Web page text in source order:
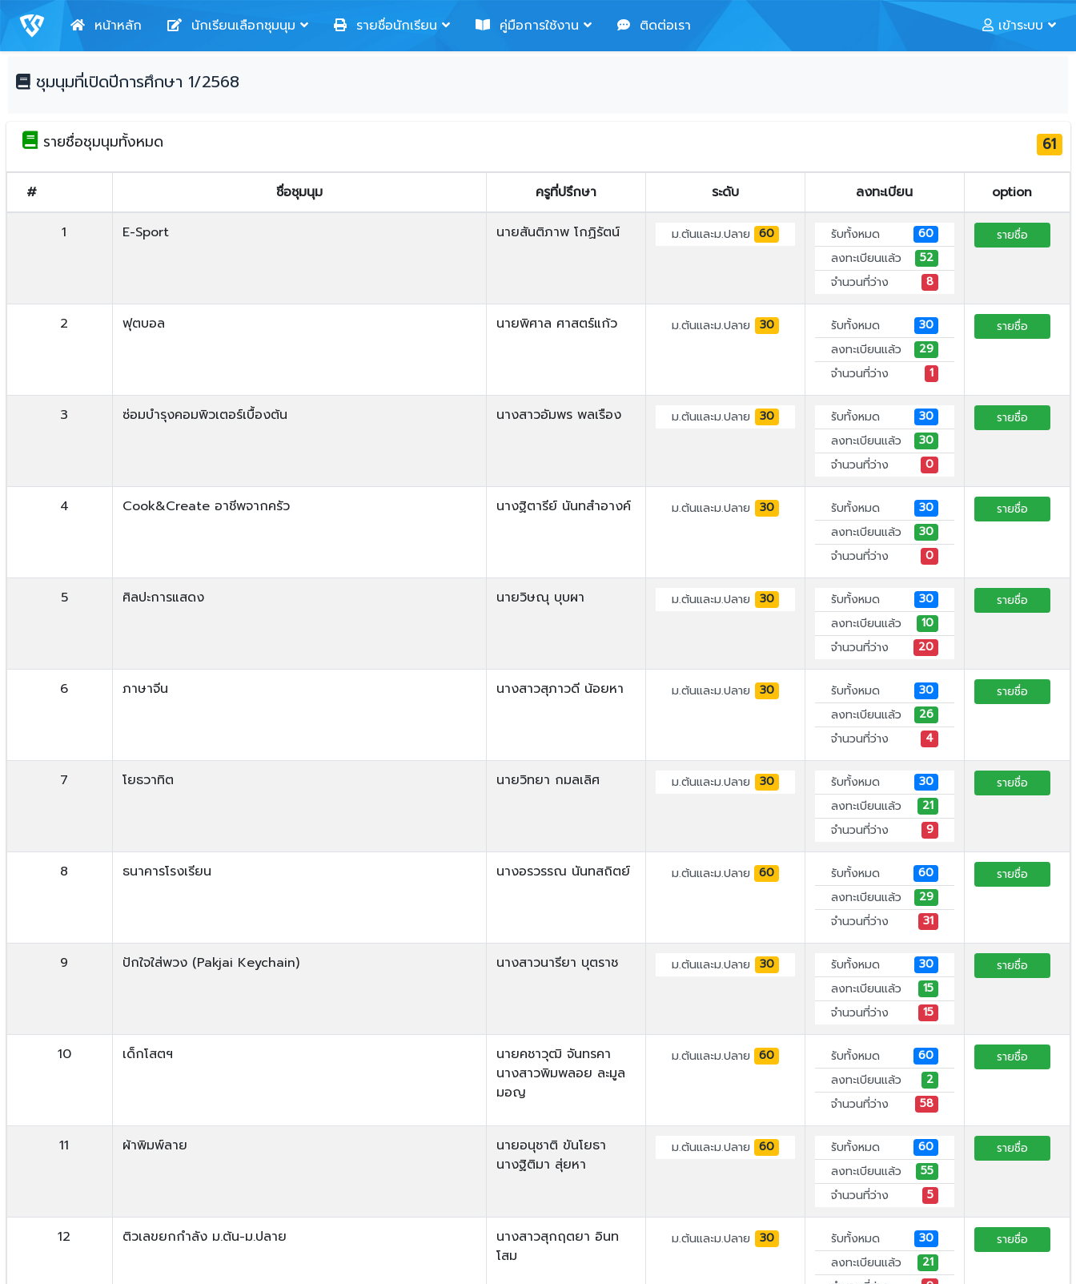
หน้าหลัก นักเรียนเลือกชุมนุม รายชื่อนักเรียน คู่มือการใช้งาน ติดต่อเรา เข้าระบบ
ชุมนุมที่เปิดปีการศึกษา 1/2568
รายชื่อชุมนุมทั้งหมด 61
# ชื่อชุมนุม ครูที่ปรึกษา ระดับ ลงทะเบียน option
1 E-Sport นายสันติภาพ โกฏิรัตน์ ม.ต้นและม.ปลาย 60 รับทั้งหมด
60
ลงทะเบียนแล้ว
52
จำนวนที่ว่าง
8
รายชื่อ
2 ฟุตบอล นายพิศาล ศาสตร์แก้ว ม.ต้นและม.ปลาย 30 รับทั้งหมด
30
ลงทะเบียนแล้ว
29
จำนวนที่ว่าง
1
รายชื่อ
3 ซ่อมบำรุงคอมพิวเตอร์เบื้องต้น นางสาวอัมพร พลเรือง ม.ต้นและม.ปลาย 30 รับทั้งหมด
30
ลงทะเบียนแล้ว
30
จำนวนที่ว่าง
0
รายชื่อ
4 Cook&Create อาชีพจากครัว นางฐิตารีย์ นันทสำอางค์ ม.ต้นและม.ปลาย 30 รับทั้งหมด
30
ลงทะเบียนแล้ว
30
จำนวนที่ว่าง
0
รายชื่อ
5 ศิลปะการแสดง นายวิษณุ บุบผา ม.ต้นและม.ปลาย 30 รับทั้งหมด
30
ลงทะเบียนแล้ว
10
จำนวนที่ว่าง
20
รายชื่อ
6 ภาษาจีน นางสาวสุภาวดี น้อยหา ม.ต้นและม.ปลาย 30 รับทั้งหมด
30
ลงทะเบียนแล้ว
26
จำนวนที่ว่าง
4
รายชื่อ
7 โยธวาทิต นายวิทยา กมลเลิศ ม.ต้นและม.ปลาย 30 รับทั้งหมด
30
ลงทะเบียนแล้ว
21
จำนวนที่ว่าง
9
รายชื่อ
8 ธนาคารโรงเรียน นางอรวรรณ นันทสถิตย์ ม.ต้นและม.ปลาย 60 รับทั้งหมด
60
ลงทะเบียนแล้ว
29
จำนวนที่ว่าง
31
รายชื่อ
9 ปักใจใส่พวง (Pakjai Keychain) นางสาวนารียา บุตราช ม.ต้นและม.ปลาย 30 รับทั้งหมด
30
ลงทะเบียนแล้ว
15
จำนวนที่ว่าง
15
รายชื่อ
10 เด็กโสตฯ
นายคชาวุฒิ จันทรคา
นางสาวพิมพลอย ละมูล
มอญ
ม.ต้นและม.ปลาย 60 รับทั้งหมด
60
ลงทะเบียนแล้ว
2
จำนวนที่ว่าง
58
รายชื่อ
11 ผ้าพิมพ์ลาย
นายอนุชาติ ขันโยธา
นางฐิติมา สุ่ยหา
ม.ต้นและม.ปลาย 60 รับทั้งหมด
60
ลงทะเบียนแล้ว
55
จำนวนที่ว่าง
5
รายชื่อ
12 ติวเลขยกกำลัง ม.ต้น-ม.ปลาย
นางสาวสุกฤตยา อินท
โสม
ม.ต้นและม.ปลาย 30 รับทั้งหมด
30
ลงทะเบียนแล้ว
21
รายชื่อ